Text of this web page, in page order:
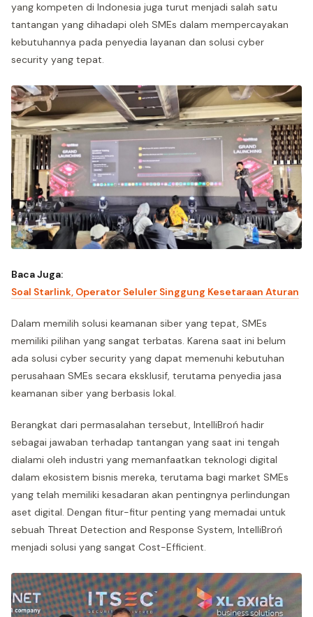
yang kompeten di Indonesia juga turut menjadi salah satu
tantangan yang dihadapi oleh SMEs dalam mempercayakan
kebutuhannya pada penyedia layanan dan solusi cyber
security yang tepat.
Baca Juga:
Soal Starlink, Operator Seluler Singgung Kesetaraan Aturan
Dalam memilih solusi keamanan siber yang tepat, SMEs
memiliki pilihan yang sangat terbatas. Karena saat ini belum
ada solusi cyber security yang dapat memenuhi kebutuhan
perusahaan SMEs secara eksklusif, terutama penyedia jasa
keamanan siber yang berbasis lokal.
Berangkat dari permasalahan tersebut, IntelliBroń hadir
sebagai jawaban terhadap tantangan yang saat ini tengah
dialami oleh industri yang memanfaatkan teknologi digital
dalam ekosistem bisnis mereka, terutama bagi market SMEs
yang telah memiliki kesadaran akan pentingnya perlindungan
aset digital. Dengan fitur-fitur penting yang memadai untuk
sebuah Threat Detection and Response System, IntelliBroń
menjadi solusi yang sangat Cost-Efficient.